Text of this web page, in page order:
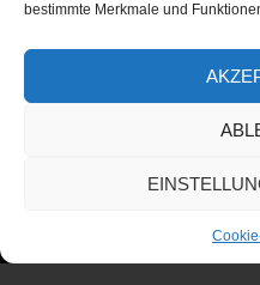
bestimmte Merkmale und
Copyright © 2022 –